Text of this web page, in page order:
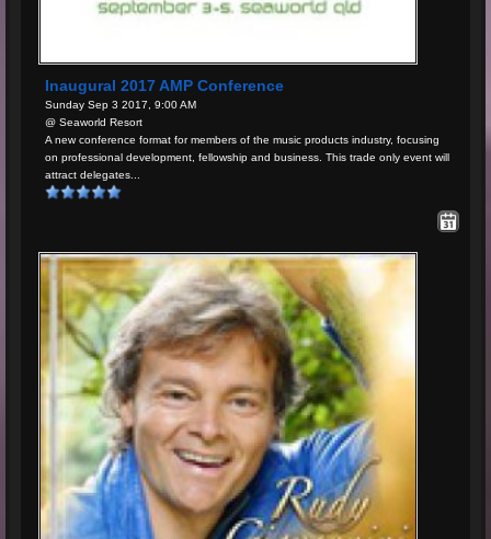
Inaugural 2017 AMP Conference
Sunday Sep 3 2017, 9:00 AM
@ Seaworld Resort
A new conference format for members of the music products industry, focusing
on professional development, fellowship and business. This trade only event will
attract delegates...